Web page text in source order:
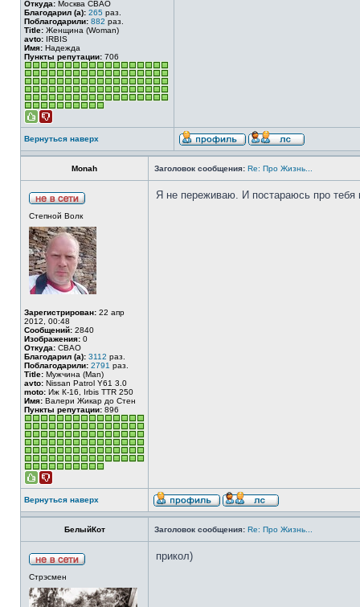
Откуда: Москва СВАО
Благодарил (а): 265 раз.
Поблагодарили: 882 раз.
Title: Женщина (Woman)
avto: IRBIS
Имя: Надежда
Пункты репутации: 706
Вернуться наверх
Monah Заголовок сообщения: Re: Про Жизнь...
Степной Волк
Зарегистрирован: 22 апр
2012, 00:48
Сообщений: 2840
Изображения: 0
Откуда: СВАО
Благодарил (а): 3112 раз.
Поблагодарили: 2791 раз.
Title: Мужчина (Man)
avto: Nissan Patrol Y61 3.0
moto: Иж К-16, Irbis TTR 250
Имя: Валери Жикар до Стен
Пункты репутации: 896
Я не переживаю. И постараюсь про тебя
Вернуться наверх
БелыйКот Заголовок сообщения: Re: Про Жизнь...
Стрэсмен
прикол)